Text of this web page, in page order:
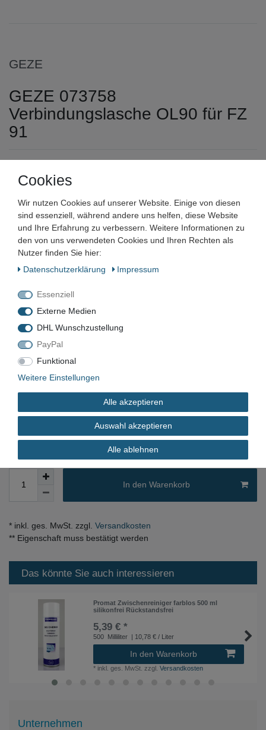
GEZE
GEZE 073758
Verbindungslasche OL90 für FZ
91
Barcode:
BER-145
Neu
4010603073758
5,00 EUR
Inhalt1Stück
In den Warenkorb
* inkl. ges. MwSt. zzgl. Versandkosten
** Eigenschaft muss bestätigt werden
Das könnte Sie auch interessieren
Promat Zwischenreiniger farblos 500 ml
silikonfrei Rückstandsfrei
5,39 € *
500 Milliliter | 10,78 € / Liter
In den Warenkorb
* inkl. ges. MwSt. zzgl.Versandkosten
Unternehmen
Cookies
Wir nutzen Cookies auf unserer Website. Einige von diesen
sind essenziell, während andere uns helfen, diese Website
und Ihre Erfahrung zu verbessern. Weitere Informationen zu
den von uns verwendeten Cookies und Ihren Rechten als
Nutzer finden Sie hier:
Daten­schutz­erklärung
Impressum
Essenziell
Externe Medien
DHL Wunschzustellung
PayPal
Funktional
Weitere Einstellungen
Alle akzeptieren
Auswahl akzeptieren
Alle ablehnen